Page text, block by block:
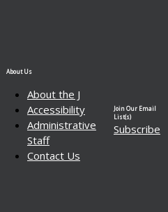
About Us
About the J
Accessibility
Administrative
Staff
Contact Us
Join Our Email
List(s)
Subscribe